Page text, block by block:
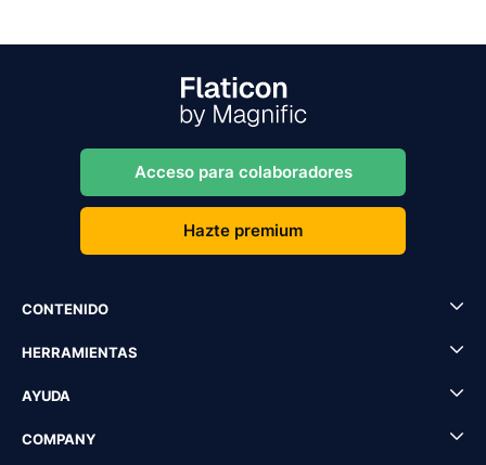
Acceso para colaboradores
Hazte premium
CONTENIDO
HERRAMIENTAS
AYUDA
COMPANY